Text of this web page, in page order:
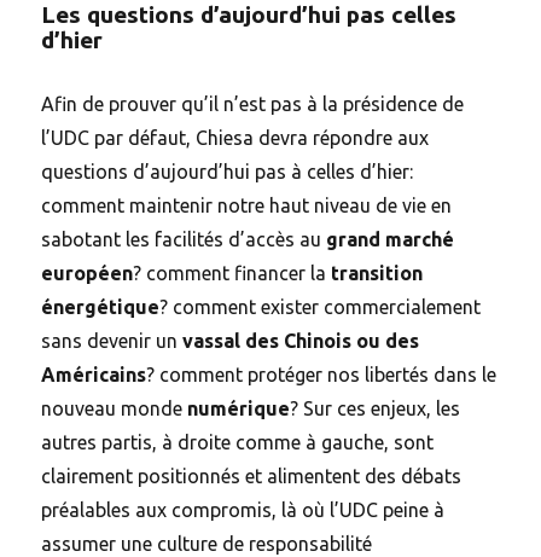
Les questions d’aujourd’hui pas celles
d’hier
Afin de prouver qu’il n’est pas à la présidence de
l’UDC par défaut, Chiesa devra répondre aux
questions d’aujourd’hui pas à celles d’hier:
comment maintenir notre haut niveau de vie en
sabotant les facilités d’accès au grand marché
européen? comment financer la transition
énergétique? comment exister commercialement
sans devenir unvassal des Chinois ou des
Américains? comment protéger nos libertés dans le
nouveau monde numérique? Sur ces enjeux, les
autres partis, à droite comme à gauche, sont
clairement positionnés et alimentent des débats
préalables aux compromis, là où l’UDC peine à
assumer une culture de responsabilité